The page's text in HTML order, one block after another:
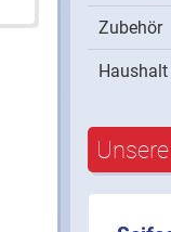
Zubehör
Haushalt